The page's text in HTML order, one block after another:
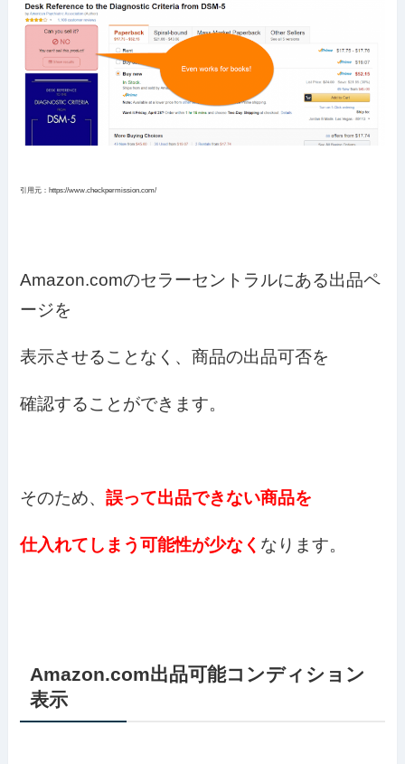
引用元：https://www.checkpermission.com/
Amazon.comのセラーセントラルにある出品ペ
ージを
表示させることなく、商品の出品可否を
確認することができます。
そのため、誤って出品できない商品を
仕入れてしまう可能性が少なく なります。
Amazon.com出品可能コンディション
表示